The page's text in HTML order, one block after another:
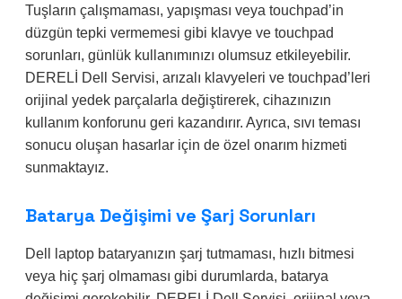
Tuşların çalışmaması, yapışması veya touchpad’in
düzgün tepki vermemesi gibi klavye ve touchpad
sorunları, günlük kullanımınızı olumsuz etkileyebilir.
DERELİ Dell Servisi, arızalı klavyeleri ve touchpad’leri
orijinal yedek parçalarla değiştirerek, cihazınızın
kullanım konforunu geri kazandırır. Ayrıca, sıvı teması
sonucu oluşan hasarlar için de özel onarım hizmeti
sunmaktayız.
Batarya Değişimi ve Şarj Sorunları
Dell laptop bataryanızın şarj tutmaması, hızlı bitmesi
veya hiç şarj olmaması gibi durumlarda, batarya